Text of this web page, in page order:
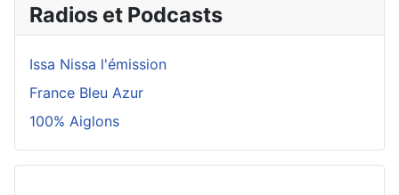
Radios et Podcasts
Issa Nissa l'émission
France Bleu Azur
100% Aiglons